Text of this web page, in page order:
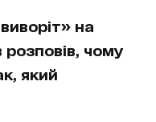
на
чому
який